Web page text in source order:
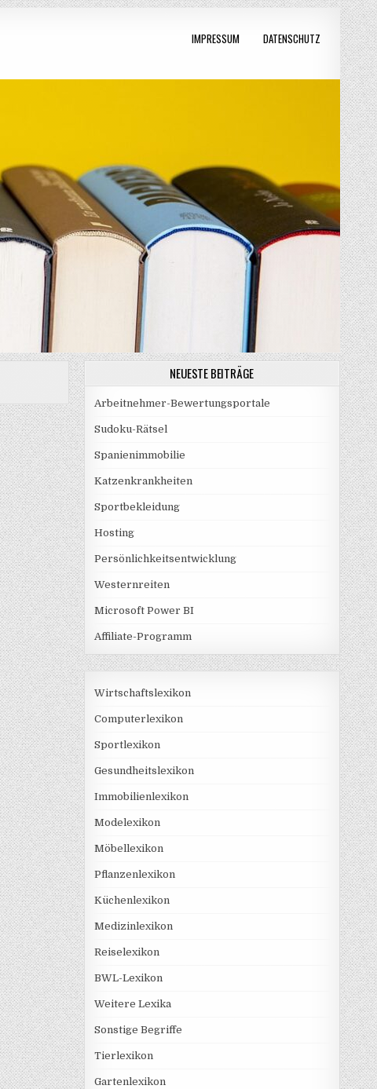
IMPRESSUM DATENSCHUTZ
NEUESTE BEITRÄGE
Arbeitnehmer-Bewertungsportale
Sudoku-Rätsel
Spanienimmobilie
Katzenkrankheiten
Sportbekleidung
Hosting
Persönlichkeitsentwicklung
Westernreiten
Microsoft Power BI
Affiliate-Programm
Wirtschaftslexikon
Computerlexikon
Sportlexikon
Gesundheitslexikon
Immobilienlexikon
Modelexikon
Möbellexikon
Pflanzenlexikon
Küchenlexikon
Medizinlexikon
Reiselexikon
BWL-Lexikon
Weitere Lexika
Sonstige Begriffe
Tierlexikon
Gartenlexikon